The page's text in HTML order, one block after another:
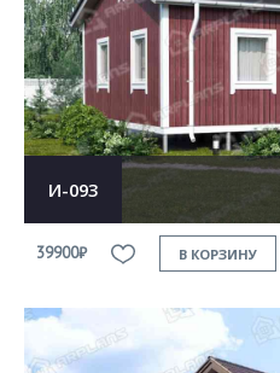
И-093
39900₽ В КОРЗИНУ